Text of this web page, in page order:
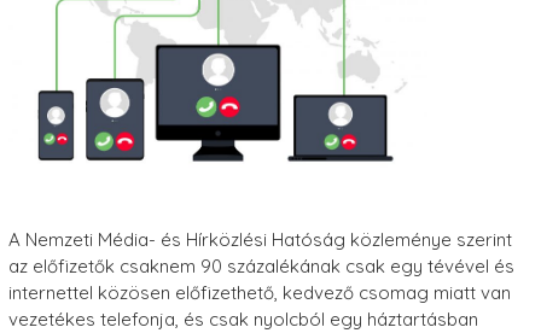
A Nemzeti Média- és Hírközlési Hatóság közleménye szerint
az előfizetők csaknem 90 százalékának csak egy tévével és
internettel közösen előfizethető, kedvező csomag miatt van
vezetékes telefonja, és csak nyolcból egy háztartásban